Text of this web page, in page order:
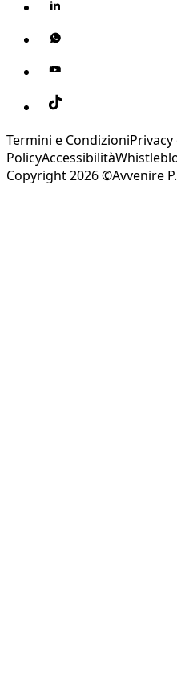
Termini e Condizioni
PolicyAccessibilità
Copyright 2026 ©Avvenire